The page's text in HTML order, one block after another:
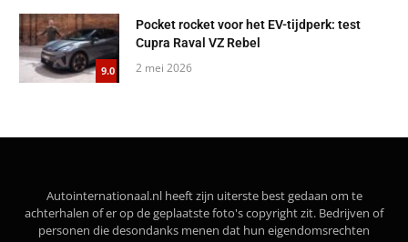
9.0
Pocket rocket voor het EV-tijdperk: test
Cupra Raval VZ Rebel
2 mei 2026
Autointernationaal.nl heeft zijn uiterste best gedaan om te
achterhalen of er op de geplaatste foto's copyright zit. Bedrijven of
personen die desondanks menen dat hun eigendomsrechten